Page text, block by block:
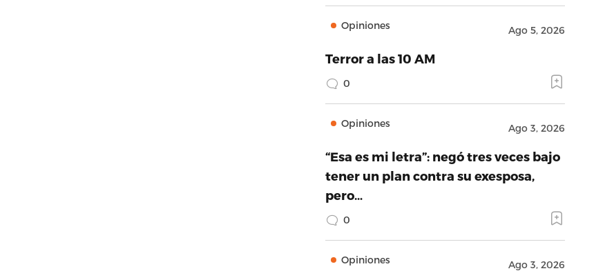
Opiniones Ago 5, 2026
Terror a las 10 AM
0
Opiniones Ago 3, 2026
“Esa es mi letra”: negó tres veces bajo
tener un plan contra su exesposa,
pero…
0
Opiniones Ago 3, 2026